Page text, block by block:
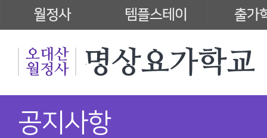
월정사 템플스테이 출가
공지사항